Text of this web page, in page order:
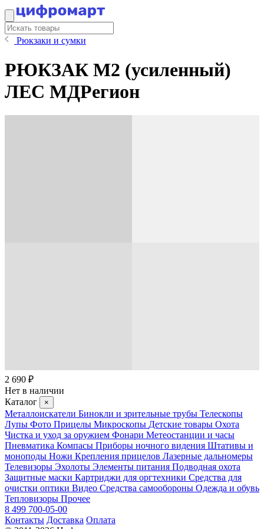
Рюкзаки и сумки
РЮКЗАК М2 (усиленный)
ЛЕС МДРегион
2 690 ₽
Нет в наличии
Каталог
×
Металлоискатели Бинокли и зрительные трубы Телескопы
Лупы Фото Прицелы Микроскопы Детские товары Охота
Чистка и уход за оружием Фонари Метеостанции и часы
Пневматика Компасы Приборы ночного видения Штативы и
моноподы Ножи Крепления прицелов Лазерные дальномеры
Телевизоры Эхолоты Элементы питания Подводная охота
Защитные маски Картриджи для оргтехники Средства для
очистки оптики Видео Средства самообороны Одежда и обувь
Тепловизоры Прочее
8 499 700-05-00
Контакты Доставка Оплата